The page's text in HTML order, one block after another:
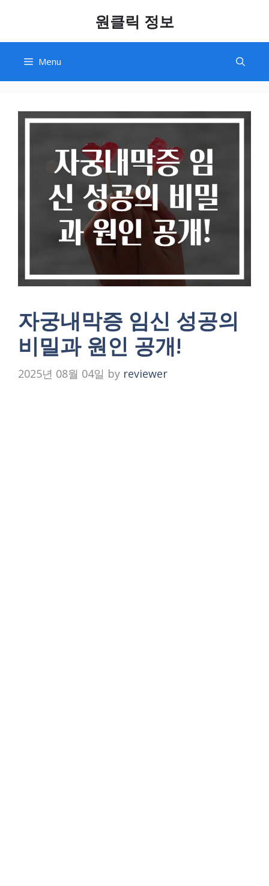
content
원클릭 정보
Menu
자궁내막증 임신 성공의
비밀과 원인 공개!
2025년 08월 04일 by reviewer